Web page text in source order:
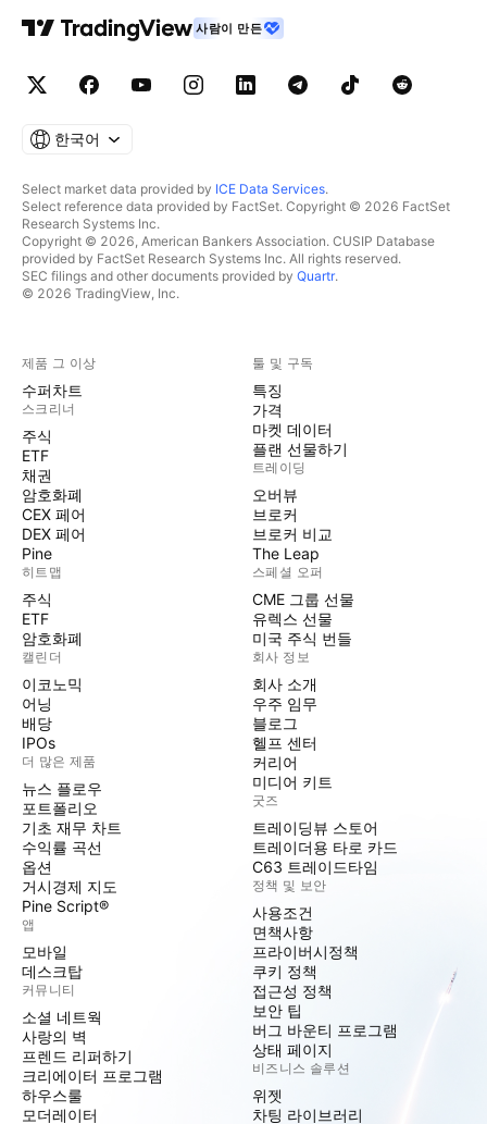
사람이 만든
한국어
Select market data provided by ICE Data Services.
Select reference data provided by FactSet. Copyright © 2026 FactSet
Research Systems Inc.
Copyright © 2026, American Bankers Association. CUSIP Database
provided by FactSet Research Systems Inc. All rights reserved.
SEC filings and other documents provided by Quartr.
© 2026 TradingView, Inc.
제품 그 이상
수퍼차트
스크리너
주식
ETF
채권
암호화폐
CEX 페어
DEX 페어
Pine
히트맵
주식
ETF
암호화폐
캘린더
이코노믹
어닝
배당
IPOs
더 많은 제품
뉴스 플로우
포트폴리오
기초 재무 차트
수익률 곡선
옵션
거시경제 지도
Pine Script®
앱
모바일
데스크탑
커뮤니티
소셜 네트웍
사랑의 벽
프렌드 리퍼하기
크리에이터 프로그램
하우스룰
모더레이터
툴 및 구독
특징
가격
마켓 데이터
플랜 선물하기
트레이딩
오버뷰
브로커
브로커 비교
The Leap
스페셜 오퍼
CME 그룹 선물
유렉스 선물
미국 주식 번들
회사 정보
회사 소개
우주 임무
블로그
헬프 센터
커리어
미디어 키트
굿즈
트레이딩뷰 스토어
트레이더용 타로 카드
C63 트레이드타임
정책 및 보안
사용조건
면책사항
프라이버시정책
쿠키 정책
접근성 정책
보안 팁
버그 바운티 프로그램
상태 페이지
비즈니스 솔루션
위젯
차팅 라이브러리